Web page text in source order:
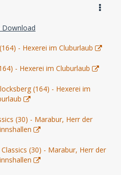
Download
- Hexerei im Cluburlaub
- Hexerei im Cluburlaub
(164) - Hexerei im
(30) - Marabur, Herr der
(30) - Marabur, Herr der